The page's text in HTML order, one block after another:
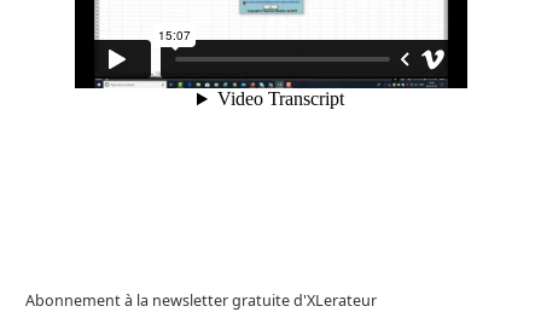
Abonnement à la newsletter gratuite d'XLerateur